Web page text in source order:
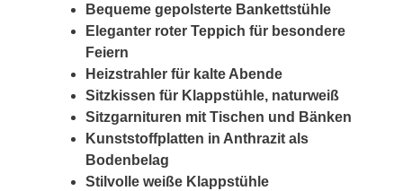
Bequeme gepolsterte Bankettstühle
Eleganter roter Teppich für besondere
Feiern
Heizstrahler für kalte Abende
Sitzkissen für Klappstühle, naturweiß
Sitzgarnituren mit Tischen und Bänken
Kunststoffplatten in Anthrazit als
Bodenbelag
Stilvolle weiße Klappstühle